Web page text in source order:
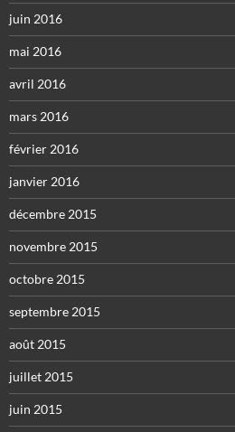
juin 2016
mai 2016
avril 2016
mars 2016
février 2016
janvier 2016
décembre 2015
novembre 2015
octobre 2015
septembre 2015
août 2015
juillet 2015
juin 2015